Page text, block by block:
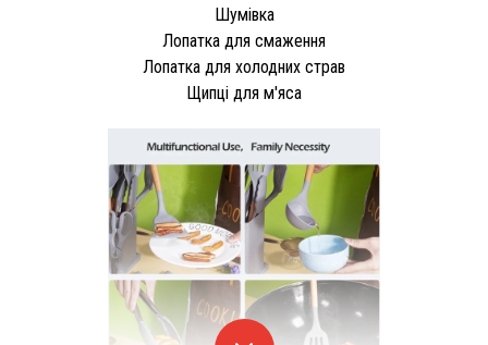
Шумівка
Лопатка для смаження
Лопатка для холодних страв
Щипці для м'яса